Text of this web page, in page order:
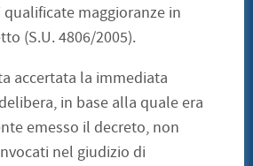
maggioranze in
(S.U. 4806/2005).
accertata la immediata
in base alla quale era
emesso il decreto, non
nel giudizio di